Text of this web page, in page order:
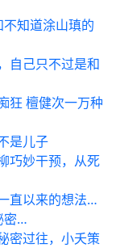
不知道涂山瑱的
自己只不过是和
狂 檀健次一万种
是儿子
巧妙干预，从死
直以来的想法…
密…
密过往，小夭策